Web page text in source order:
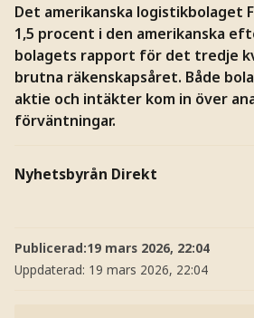
Det amerikanska logistikbolaget
1,5 procent i den amerikanska
bolagets rapport för det tredje
brutna räkenskapsåret. Både
aktie och intäkter kom in över
förväntningar.
Nyhetsbyrån Direkt
Publicerad:19 mars 2026, 22:04
Uppdaterad: 19 mars 2026, 22:04